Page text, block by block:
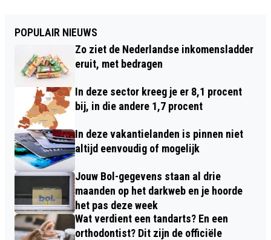
POPULAIR NIEUWS
Zo ziet de Nederlandse inkomensladder
eruit, met bedragen
In deze sector kreeg je er 8,1 procent
bij, in die andere 1,7 procent
In deze vakantielanden is pinnen niet
altijd eenvoudig of mogelijk
Jouw Bol-gegevens staan al drie
maanden op het darkweb en je hoorde
het pas deze week
Wat verdient een tandarts? En een
orthodontist? Dit zijn de officiële